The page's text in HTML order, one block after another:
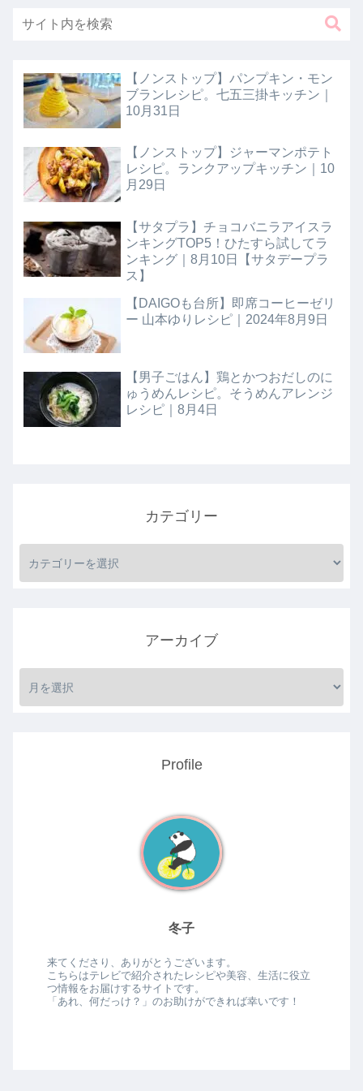
【ノンストップ】パンプキン・モン
ブランレシピ。七五三掛キッチン｜
10月31日
【ノンストップ】ジャーマンポテト
レシピ。ランクアップキッチン｜10
月29日
【サタプラ】チョコバニラアイスラ
ンキングTOP5！ひたすら試してラ
ンキング｜8月10日【サタデープラ
ス】
【DAIGOも台所】即席コーヒーゼリ
ー 山本ゆりレシピ｜2024年8月9日
【男子ごはん】鶏とかつおだしのに
ゅうめんレシピ。そうめんアレンジ
レシピ｜8月4日
カテゴリー
アーカイブ
Profile
冬子
来てくださり、ありがとうございます。
こちらはテレビで紹介されたレシピや美容、生活に役立
つ情報をお届けするサイトです。
「あれ、何だっけ？」のお助けができれば幸いです！